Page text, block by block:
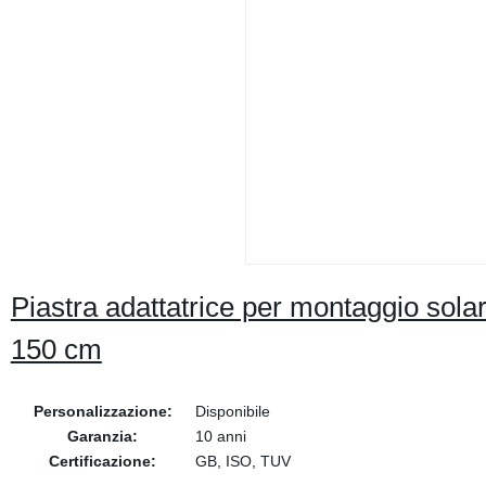
Piastra adattatrice per montaggio
150 cm
Personalizzazione:
Disponibile
Garanzia:
10 anni
Certificazione:
GB, ISO, TUV